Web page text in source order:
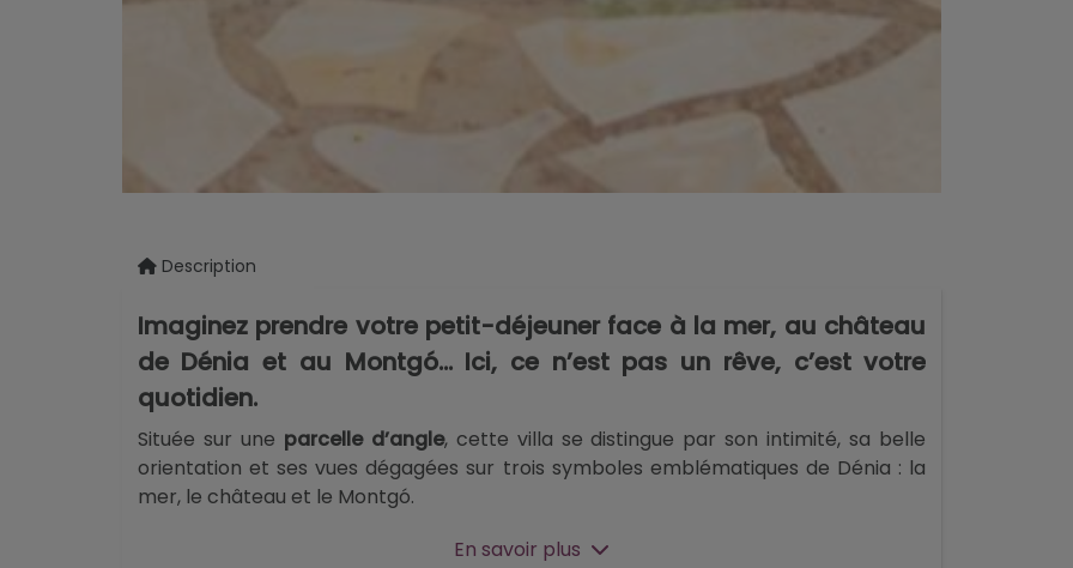
Description
Imaginez prendre votre petit-déjeuner face à la mer, au château
de Dénia et au Montgó... Ici, ce n’est pas un rêve, c’est votre
quotidien.
Située sur une parcelle d’angle, cette villa se distingue par son intimité, sa belle
orientation et ses vues dégagées sur trois symboles emblématiques de Dénia : la
mer, le château et le Montgó.
Répartie sur deux niveaux, la maison principale comprend un salon spacieux avec
En savoir plus